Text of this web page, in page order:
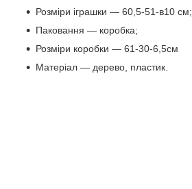
Розміри іграшки — 60,5-51-в10 см;
Паковання — коробка;
Розміри коробки — 61-30-6,5см
Матеріал — дерево, пластик.